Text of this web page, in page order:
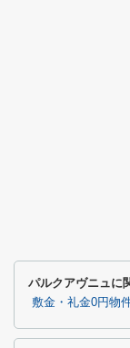
パルクアヴニュに
敷金・礼金0円物